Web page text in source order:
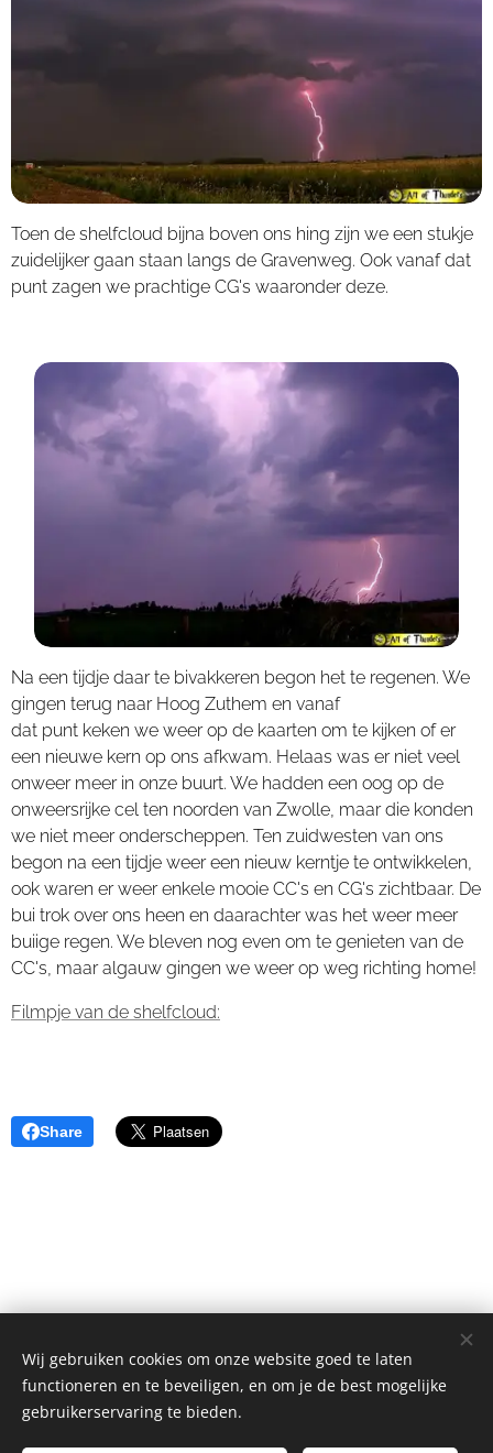
Toen de shelfcloud bijna boven ons hing zijn we een stukje
zuidelijker gaan staan langs de Gravenweg. Ook vanaf dat
punt zagen we prachtige CG's waaronder deze.
Na een tijdje daar te bivakkeren begon het te regenen. We
gingen terug naar Hoog Zuthem en vanaf
dat punt keken we weer op de kaarten om te kijken of er
een nieuwe kern op ons afkwam. Helaas was er niet veel
onweer meer in onze buurt. We hadden een oog op de
onweersrijke cel ten noorden van Zwolle, maar die konden
we niet meer onderscheppen. Ten zuidwesten van ons
begon na een tijdje weer een nieuw kerntje te ontwikkelen,
ook waren er weer enkele mooie CC's en CG's zichtbaar. De
bui trok over ons heen en daarachter was het weer meer
buiige regen. We bleven nog even om te genieten van de
CC's, maar algauw gingen we weer op weg richting home!
Filmpje van de shelfcloud:
Share
copyright Art of Thunders
Wij gebruiken cookies om onze website goed te laten
functioneren en te beveiligen, en om je de best mogelijke
gebruikerservaring te bieden.